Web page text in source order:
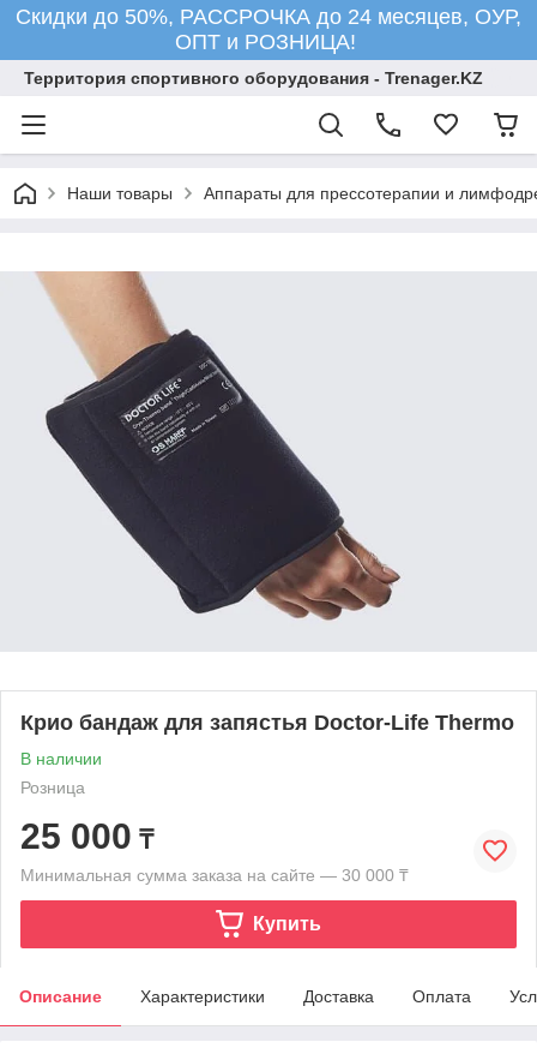
Скидки до 50%, РАССРОЧКА до 24 месяцев, ОУР,
ОПТ и РОЗНИЦА!
Территория спортивного оборудования - Trenager.KZ
Наши товары Аппараты для прессотерапии и
Крио бандаж для запястья Doctor-Life Thermo
В наличии
Розница
25 000 ₸
Минимальная сумма заказа на сайте — 30 000 ₸
Купить
Описание Характеристики Доставка Оплата